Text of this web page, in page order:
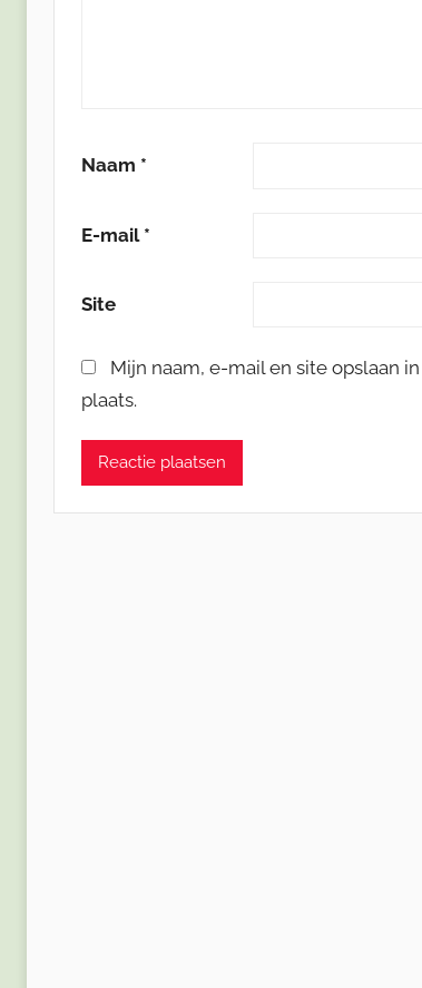
Naam *
E-mail *
Site
Mijn naam, e-mail en site opslaan
plaats.